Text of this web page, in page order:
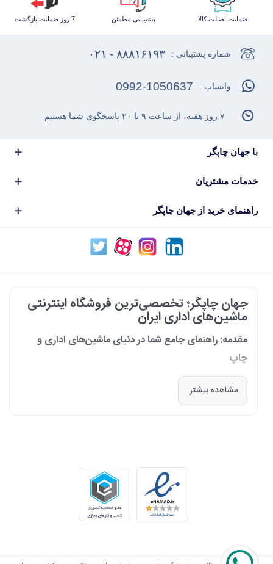
ضمانت اصالت کالا پشتیبانی مطمئن 7 روز ضمانت بازگشت
با جهان چاپگر
خدمات مشتریان
راهنمای خرید از جهان چاپگر
شماره پشتیبانی : ۸۸۸۱۶۱۹۳ - ۰۲۱
واتساپ : 0992-1050637
۷ روز هفته، از ساعت ۹ تا ۲۰ پاسخگوی شما هستیم
جهان چاپگر؛ تخصصی‌ترین فروشگاه اینترنتی
ماشین‌های اداری ایران
مقدمه: راهنمای جامع شما در دنیای ماشین‌های اداری و
چاپ
در دنیای پرشتاب امروز که کسب‌وکارها و سازمان‌ها برای افزایش بهره‌وری خود به
فناوری‌های نوین وابسته‌اند، دسترسی به ابزارهای کارآمد و قابل اعتماد یک
ما، ارائه راهکارهای جامع، از مشاوره پیش از خرید تا پشتیبانی پس از فروش،
برای سازمان‌ها، شرکت‌ها و کاربران خانگی است.
طیف کاملی از محصولات برای هر نیازی
ما در جهان چاپگر، مجموعه‌ای گسترده از برترین برندهای جهانی را گرد هم
بهره‌وری و کیفیت را برای شما به ارمغان می‌آورند:
مشاهده بیشتر